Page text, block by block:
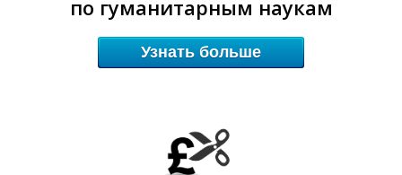
по гуманитарным наукам
Узнать больше